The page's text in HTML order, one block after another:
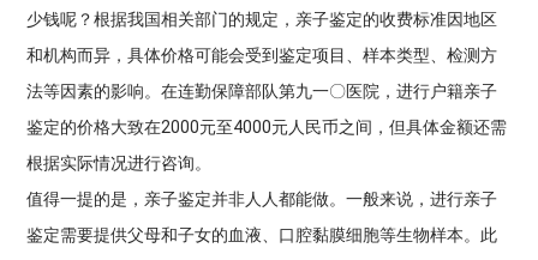
少钱呢？根据我国相关部门的规定，亲子鉴定的收费标准因地区
和机构而异，具体价格可能会受到鉴定项目、样本类型、检测方
法等因素的影响。在连勤保障部队第九一〇医院，进行户籍亲子
鉴定的价格大致在2000元至4000元人民币之间，但具体金额还需
根据实际情况进行咨询。
值得一提的是，亲子鉴定并非人人都能做。一般来说，进行亲子
鉴定需要提供父母和子女的血液、口腔黏膜细胞等生物样本。此